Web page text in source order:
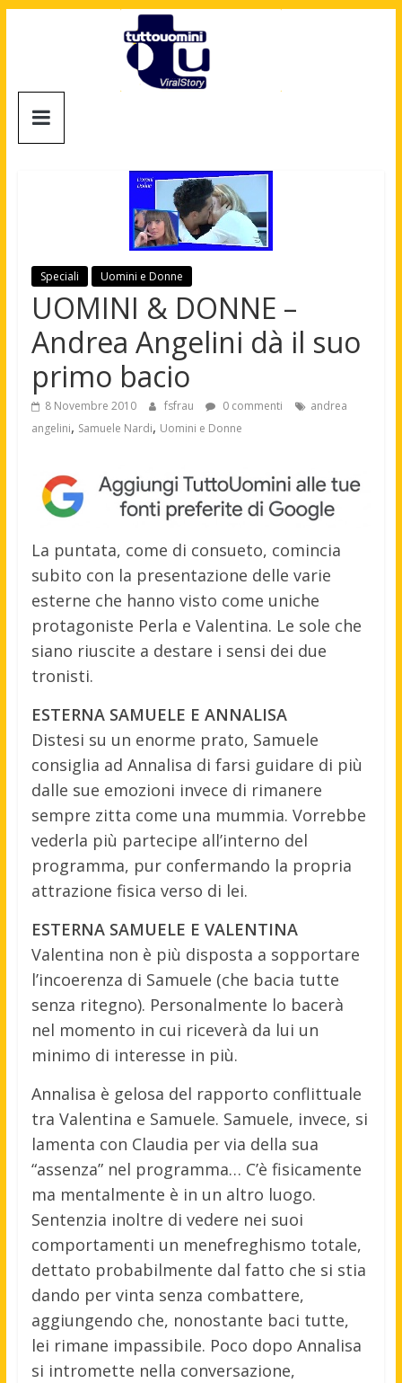
Tuttouomini
moda
maschile
Speciali Uomini e Donne
UOMINI & DONNE –
Andrea Angelini dà il suo
primo bacio
8 Novembre 2010 fsfrau 0 commenti
andrea
angelini, Samuele Nardi, Uomini e Donne
La puntata, come di consueto, comincia
subito con la presentazione delle varie
esterne che hanno visto come uniche
protagoniste Perla e Valentina. Le sole che
siano riuscite a destare i sensi dei due
tronisti.
ESTERNA SAMUELE E ANNALISA
Distesi su un enorme prato, Samuele
consiglia ad Annalisa di farsi guidare di più
dalle sue emozioni invece di rimanere
sempre zitta come una mummia. Vorrebbe
vederla più partecipe all’interno del
programma, pur confermando la propria
attrazione fisica verso di lei.
ESTERNA SAMUELE E VALENTINA
Valentina non è più disposta a sopportare
l’incoerenza di Samuele (che bacia tutte
senza ritegno). Personalmente lo bacerà
nel momento in cui riceverà da lui un
minimo di interesse in più.
Annalisa è gelosa del rapporto conflittuale
tra Valentina e Samuele. Samuele, invece, si
lamenta con Claudia per via della sua
“assenza” nel programma… C’è fisicamente
ma mentalmente è in un altro luogo.
Sentenzia inoltre di vedere nei suoi
comportamenti un menefreghismo totale,
dettato probabilmente dal fatto che si stia
dando per vinta senza combattere,
aggiungendo che, nonostante baci tutte,
lei rimane impassibile. Poco dopo Annalisa
si intromette nella conversazione,